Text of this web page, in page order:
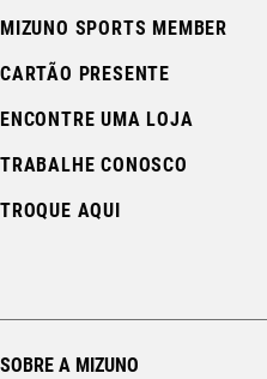
MIZUNO SPORTS MEMBER
CARTÃO PRESENTE
ENCONTRE UMA LOJA
TRABALHE CONOSCO
TROQUE AQUI
SOBRE A MIZUNO